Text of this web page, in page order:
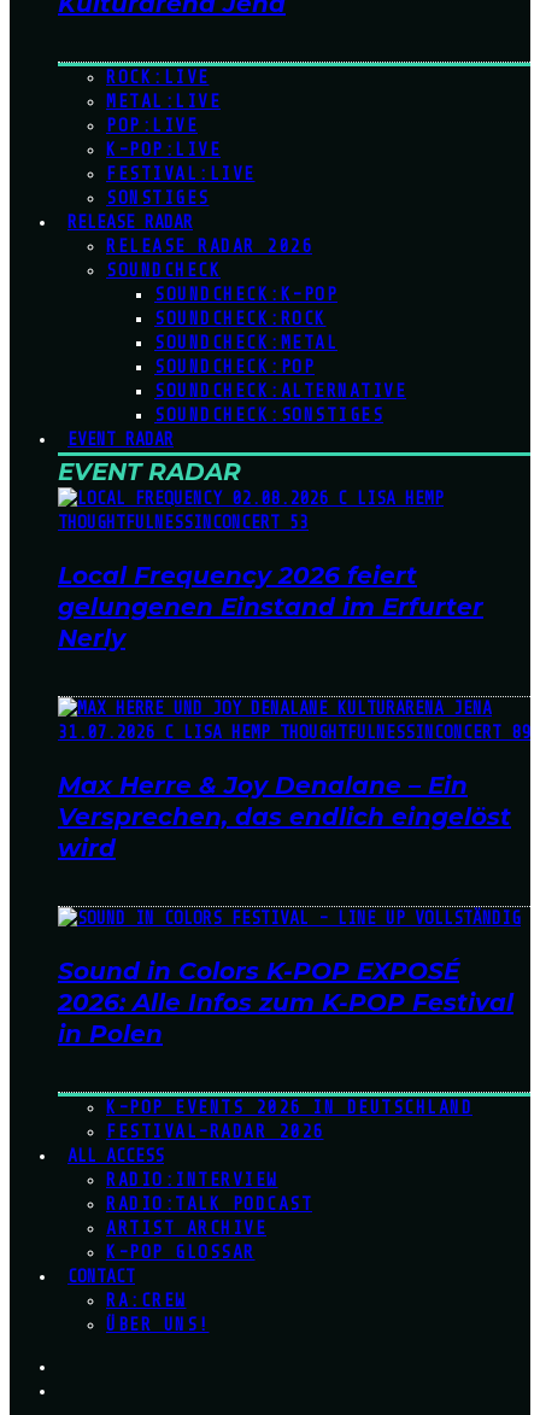
ROCK:LIVE
METAL:LIVE
POP:LIVE
K-POP:LIVE
FESTIVAL:LIVE
SONSTIGES
RELEASE RADAR
RELEASE RADAR 2026
SOUNDCHECK
SOUNDCHECK:K-POP
SOUNDCHECK:ROCK
SOUNDCHECK:METAL
SOUNDCHECK:POP
SOUNDCHECK:ALTERNATIVE
SOUNDCHECK:SONSTIGES
EVENT RADAR
EVENT RADAR
Local Frequency 2026 feiert
gelungenen Einstand im Erfurter
Nerly
Max Herre & Joy Denalane – Ein
Versprechen, das endlich eingelöst
wird
Sound in Colors K-POP EXPOSÉ
2026: Alle Infos zum K-POP Festival
in Polen
K-POP EVENTS 2026 IN DEUTSCHLAND
FESTIVAL-RADAR 2026
ALL ACCESS
RADIO:INTERVIEW
RADIO:TALK PODCAST
ARTIST ARCHIVE
K-POP GLOSSAR
CONTACT
RA:CREW
ÜBER UNS!